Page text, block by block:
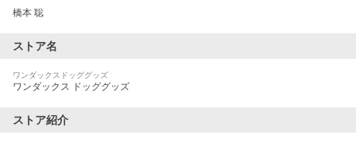
橋本 聡
ストア名
ワンダックスドッググッズ
ワンダックス ドッググッズ
ストア紹介